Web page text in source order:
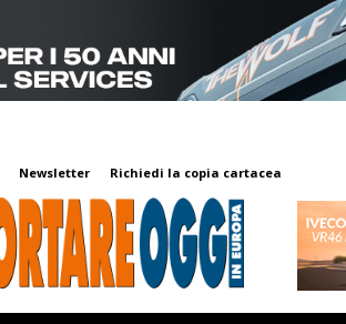
Newsletter Richiedi la copia cartacea